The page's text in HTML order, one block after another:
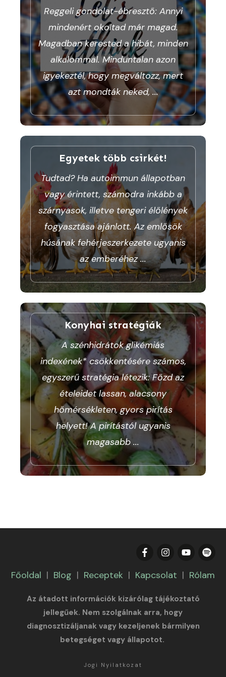
Reggeli gondolat-ébresztő: Annyi
mindenért okoltad már magad.
Magadban kerested a hibát, minden
alkalommal. Minduntalan azon
igyekeztél, hogy megváltozz, mert
azt mondták neked,...
Egyetek több csirkét!
Tudtad? Ha autoimmun állapotban
vagy érintett, számodra inkább a
szárnyasok, illetve tengeri élőlények
fogyasztása ajánlott. Az emlősök
húsának fehérjeszerkezete ugyanis
az emberéhez...
Konyhai stratégiák
A szénhidrátok glikémiás
indexének* csökkentésére számos,
egyszerű stratégia létezik: Főzd az
ételeidet lassan, alacsony
hőmérsékleten, gyors pirítás
helyett! A pirítástól ugyanis
magasabb ...
Főoldal | Blog | Receptek | Kapcsolat | Rólam
Az átadott információk kizárólag tájékoztató
jellegűek. Nem szolgálnak arra, hogy
diagnosztizáljanak vagy kezeljenek bármilyen
betegséget vagy állapotot.
Jogi Nyilatkozat